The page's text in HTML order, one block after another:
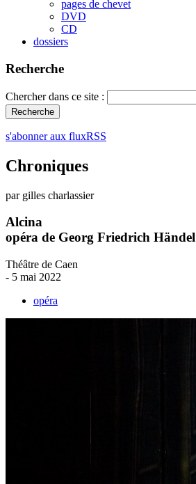
pages de chevet
DVD
CD
dossiers
Recherche
Chercher dans ce site :
s'abonner aux fluxRSS
Chroniques
par gilles charlassier
Alcina
opéra de Georg Friedrich Händel
Théâtre de Caen
- 5 mai 2022
opéra